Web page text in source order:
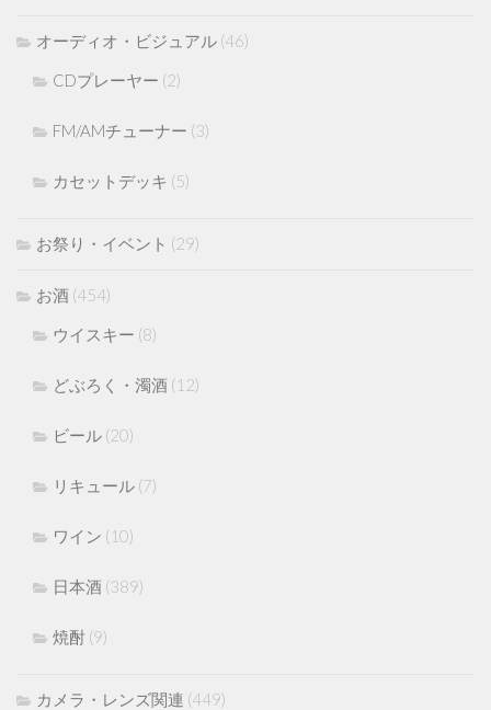
オーディオ・ビジュアル (46)
CDプレーヤー (2)
FM/AMチューナー (3)
カセットデッキ (5)
お祭り・イベント (29)
お酒 (454)
ウイスキー (8)
どぶろく・濁酒 (12)
ビール (20)
リキュール (7)
ワイン (10)
日本酒 (389)
焼酎 (9)
カメラ・レンズ関連 (449)